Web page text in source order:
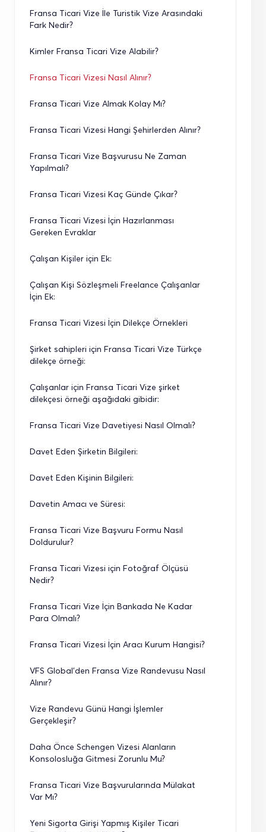
Fransa Ticari Vize İle Turistik Vize Arasındaki
Fark Nedir?
Kimler Fransa Ticari Vize Alabilir?
Fransa Ticari Vizesi Nasıl Alınır?
Fransa Ticari Vize Almak Kolay Mı?
Fransa Ticari Vizesi Hangi Şehirlerden Alınır?
Fransa Ticari Vize Başvurusu Ne Zaman
Yapılmalı?
Fransa Ticari Vizesi Kaç Günde Çıkar?
Fransa Ticari Vizesi İçin Hazırlanması
Gereken Evraklar
Çalışan Kişiler için Ek:
Çalışan Kişi Sözleşmeli Freelance Çalışanlar
İçin Ek:
Fransa Ticari Vizesi İçin Dilekçe Örnekleri
Şirket sahipleri için Fransa Ticari Vize Türkçe
dilekçe örneği:
Çalışanlar için Fransa Ticari Vize şirket
dilekçesi örneği aşağıdaki gibidir:
Fransa Ticari Vize Davetiyesi Nasıl Olmalı?
Davet Eden Şirketin Bilgileri:
Davet Eden Kişinin Bilgileri:
Davetin Amacı ve Süresi:
Fransa Ticari Vize Başvuru Formu Nasıl
Doldurulur?
Fransa Ticari Vizesi için Fotoğraf Ölçüsü
Nedir?
Fransa Ticari Vize İçin Bankada Ne Kadar
Para Olmalı?
Fransa Ticari Vizesi İçin Aracı Kurum Hangisi?
VFS Global’den Fransa Vize Randevusu Nasıl
Alınır?
Vize Randevu Günü Hangi İşlemler
Gerçekleşir?
Daha Önce Schengen Vizesi Alanların
Konsolosluğa Gitmesi Zorunlu Mu?
Fransa Ticari Vize Başvurularında Mülakat
Var Mı?
Yeni Sigorta Girişi Yapmış Kişiler Ticari